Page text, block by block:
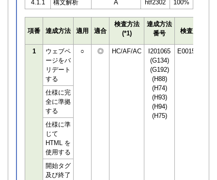
4.1.1
構文解析 A htf2302 100%
項番 達成方法 適用 適合
検査方法
(*1)
達成方法
番号
検査員
1
ウェブペ
ージをバ
リデート
する
○ ◎ HC/AF/AC
I201065
(G134)
(G192)
(H88)
(H74)
(H93)
(H94)
(H75)
E001506
仕様に完
全に準拠
する
仕様に準
じて
HTML を
使用する
開始タグ
及び終了